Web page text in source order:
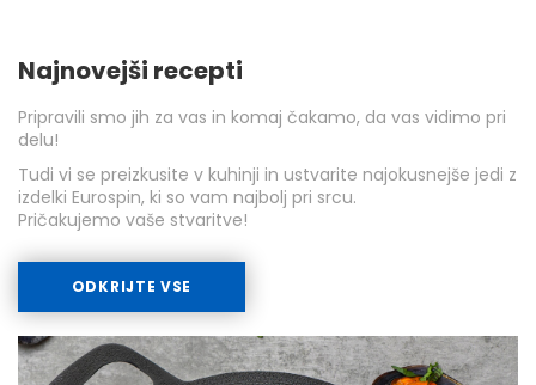
Najnovejši recepti
Pripravili smo jih za vas in komaj čakamo, da vas vidimo pri
delu!
Tudi vi se preizkusite v kuhinji in ustvarite najokusnejše jedi z
izdelki Eurospin, ki so vam najbolj pri srcu.
Pričakujemo vaše stvaritve!
ODKRIJTE VSE